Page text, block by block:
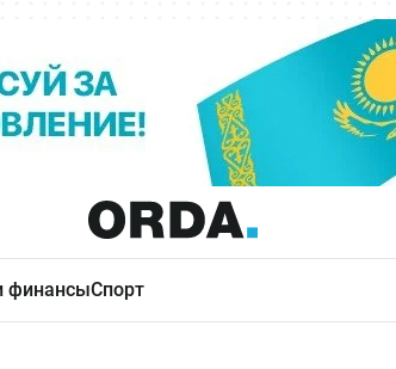
финансыСпорт